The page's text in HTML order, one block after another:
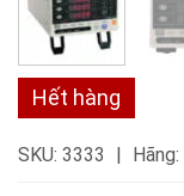
Hết hàng
SKU: 3333 Hãng: